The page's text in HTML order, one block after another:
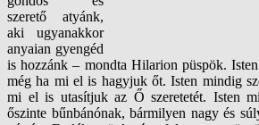
szerető atyánk,
aki ugyanakkor
anyaian gyengéd
is hozzánk – mondta Hilarion püspök.
még ha mi el is hagyjuk őt. Isten mindig
mi el is utasítjuk az Ő szeretetét. Isten
őszinte bűnbánónak, bármilyen nagy és